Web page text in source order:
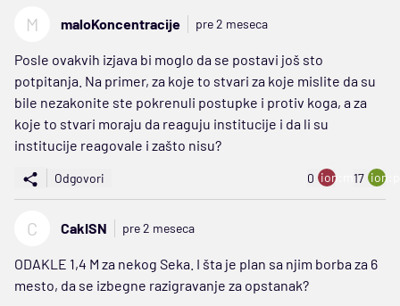
M maloKoncentracije pre 2 meseca
Posle ovakvih izjava bi moglo da se postavi još sto
potpitanja. Na primer, za koje to stvari za koje mislite da su
bile nezakonite ste pokrenuli postupke i protiv koga, a za
koje to stvari moraju da reaguju institucije i da li su
institucije reagovale i zašto nisu?
Odgovori 0 ion:minus
17
C CakISN pre 2 meseca
ODAKLE 1,4 M za nekog Seka. I šta je plan sa njim borba za 6
mesto, da se izbegne razigravanje za opstanak?